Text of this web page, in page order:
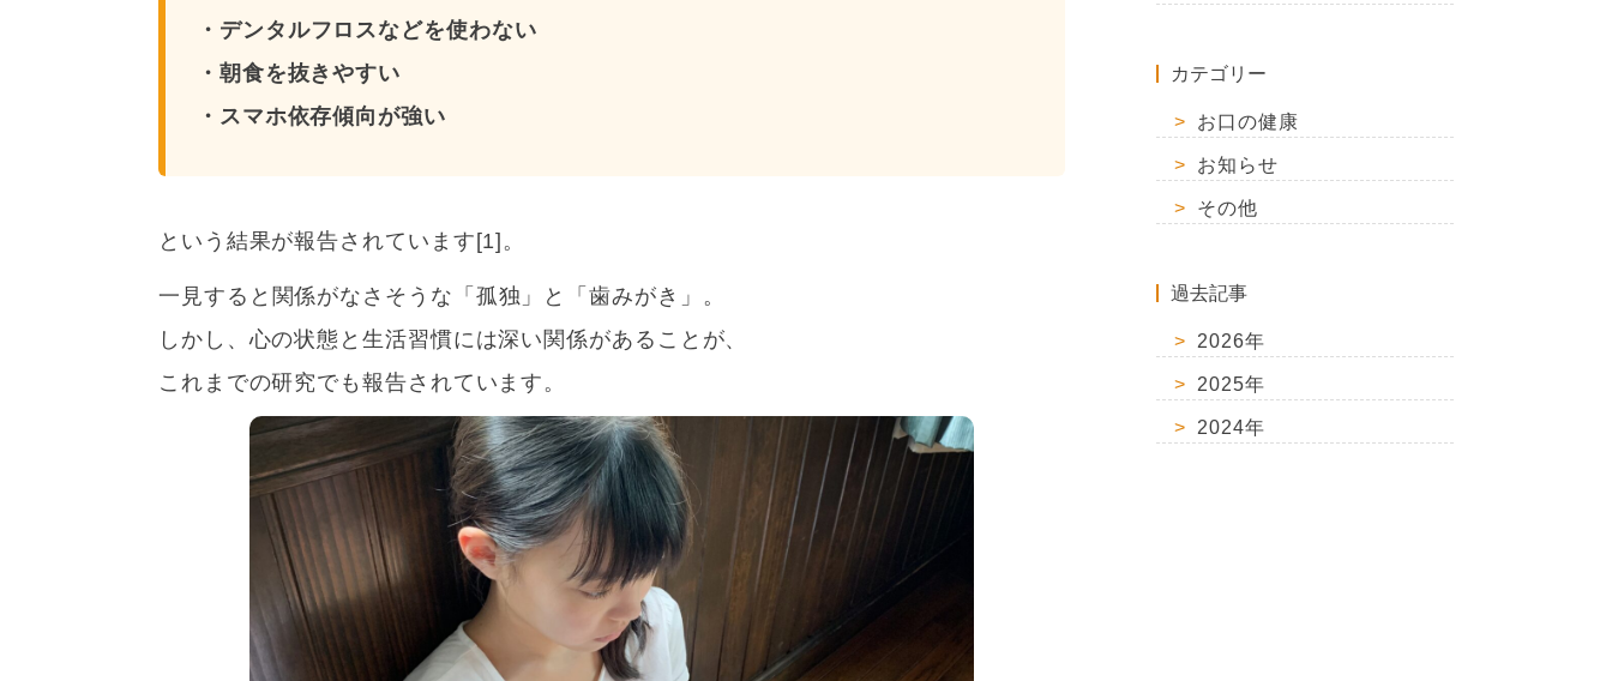
・デンタルフロスなどを使わない
・朝食を抜きやすい
・スマホ依存傾向が強い
という結果が報告されています[1]。
一見すると関係がなさそうな「孤独」と「歯みがき」。
しかし、心の状態と生活習慣には深い関係があることが、
これまでの研究でも報告されています。
カテゴリー
お口の健康
お知らせ
その他
過去記事
2026年
2025年
2024年